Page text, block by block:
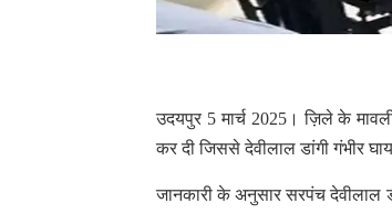
उदयपुर 5 मार्च 2025। ज़िले के
कर दी जिससे देवीलाल डांगी गंभीर
जानकारी के अनुसार सरपंच देवीलाल